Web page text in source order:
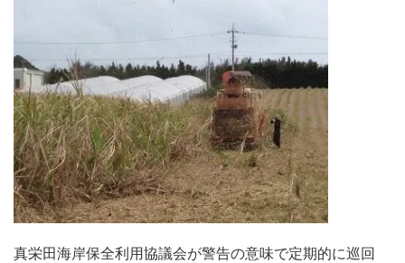
真栄田海岸保全利用協議会が警告の意味で定期的に巡回